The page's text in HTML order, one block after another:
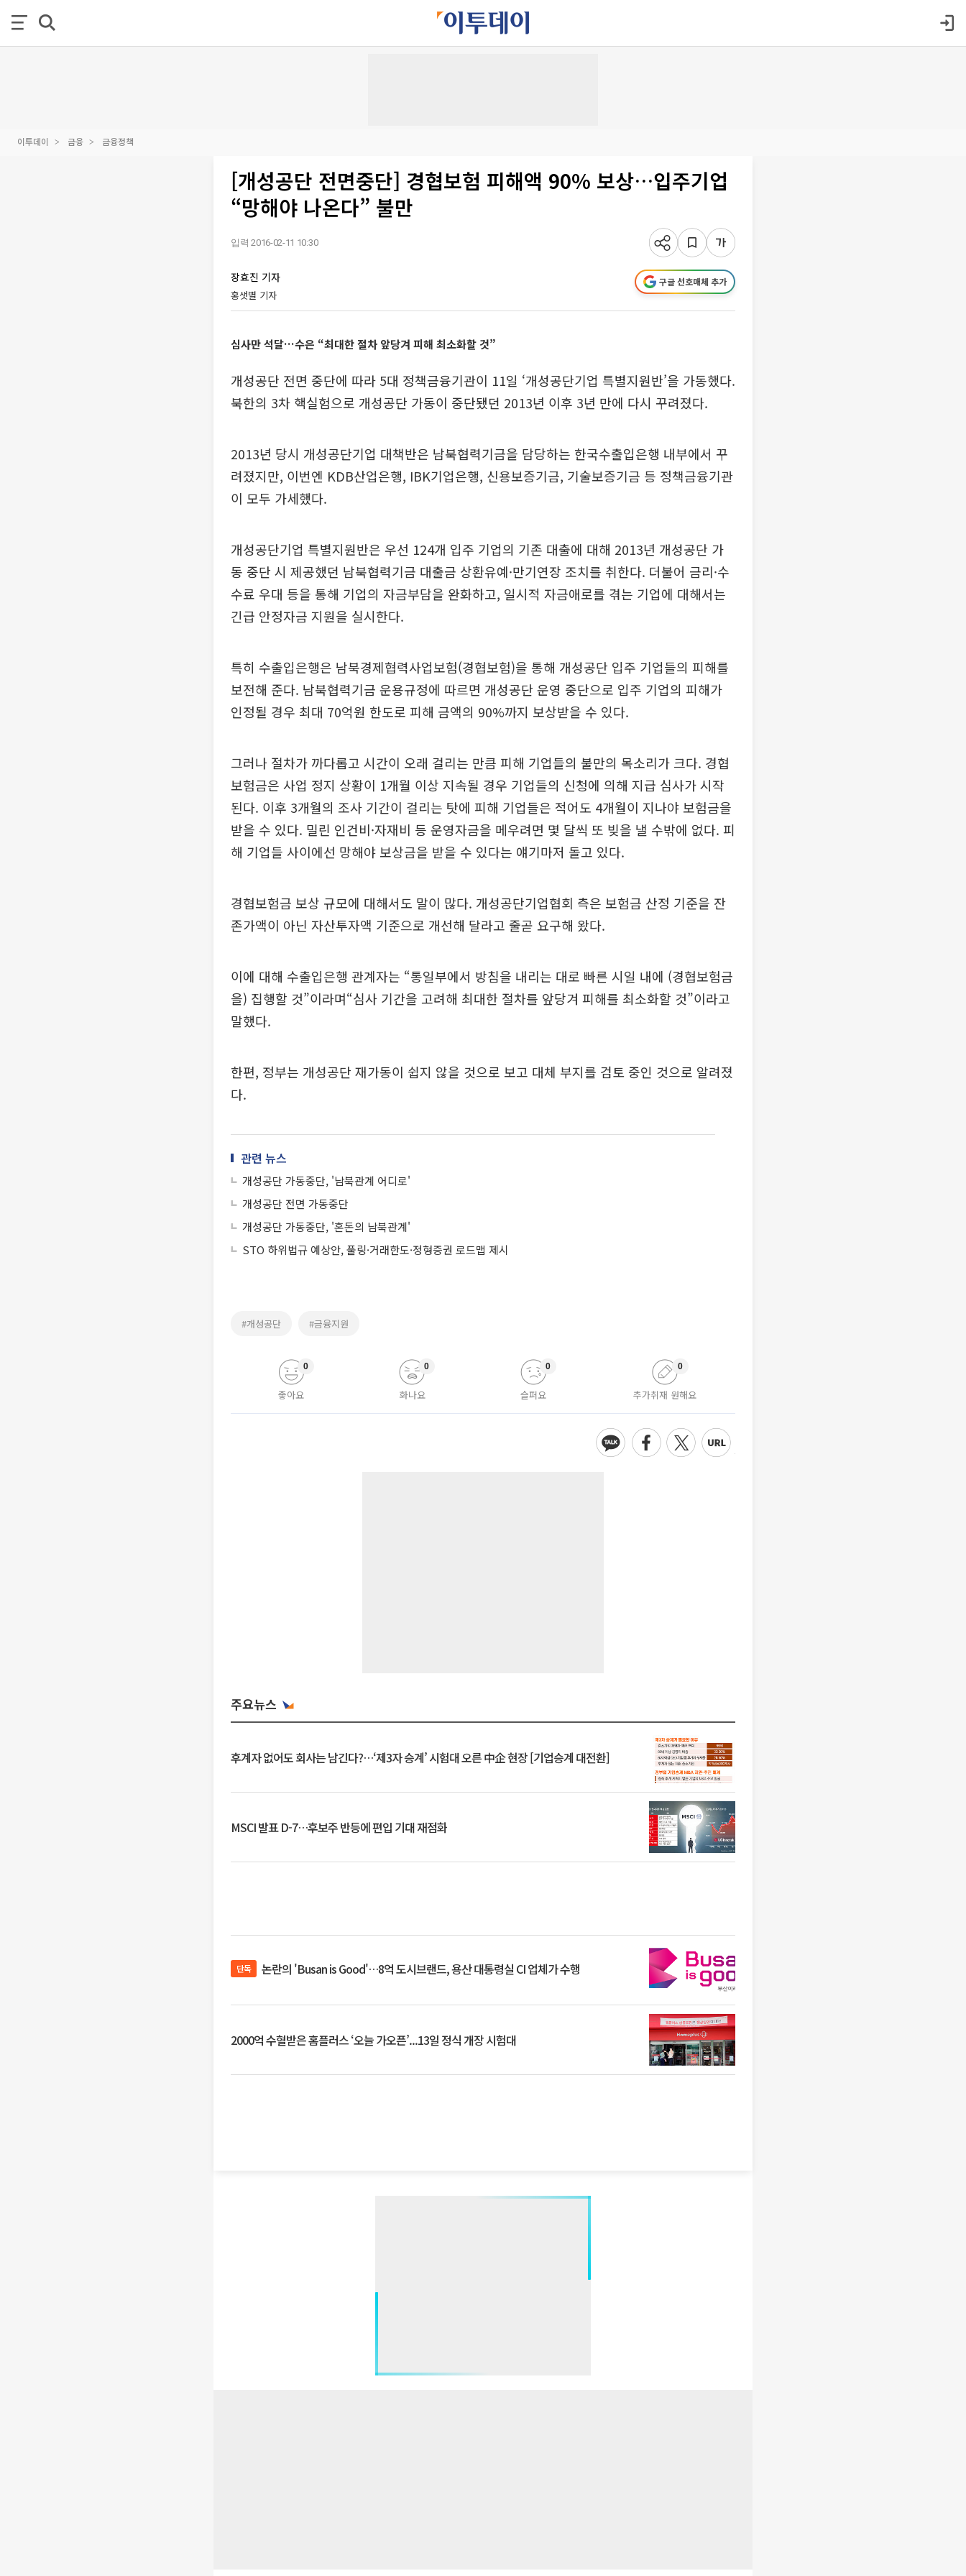
이투데이 금융 금융정책
[개성공단 전면중단] 경협보험 피해액 90% 보상…입주기업
“망해야 나온다” 불만
입력 2016-02-11 10:30
장효진 기자
홍샛별 기자
구글 선호매체 추가
심사만 석달…수은 “최대한 절차 앞당겨 피해 최소화할 것”
개성공단 전면 중단에 따라 5대 정책금융기관이 11일 ‘개성공단기업 특별지원반’을 가동했다.
북한의 3차 핵실험으로 개성공단 가동이 중단됐던 2013년 이후 3년 만에 다시 꾸려졌다.
2013년 당시 개성공단기업 대책반은 남북협력기금을 담당하는 한국수출입은행 내부에서 꾸
려졌지만, 이번엔 KDB산업은행, IBK기업은행, 신용보증기금, 기술보증기금 등 정책금융기관
이 모두 가세했다.
개성공단기업 특별지원반은 우선 124개 입주 기업의 기존 대출에 대해 2013년 개성공단 가
동 중단 시 제공했던 남북협력기금 대출금 상환유예·만기연장 조치를 취한다. 더불어 금리·수
수료 우대 등을 통해 기업의 자금부담을 완화하고, 일시적 자금애로를 겪는 기업에 대해서는
긴급 안정자금 지원을 실시한다.
특히 수출입은행은 남북경제협력사업보험(경협보험)을 통해 개성공단 입주 기업들의 피해를
보전해 준다. 남북협력기금 운용규정에 따르면 개성공단 운영 중단으로 입주 기업의 피해가
인정될 경우 최대 70억원 한도로 피해 금액의 90%까지 보상받을 수 있다.
그러나 절차가 까다롭고 시간이 오래 걸리는 만큼 피해 기업들의 불만의 목소리가 크다. 경협
보험금은 사업 정지 상황이 1개월 이상 지속될 경우 기업들의 신청에 의해 지급 심사가 시작
된다. 이후 3개월의 조사 기간이 걸리는 탓에 피해 기업들은 적어도 4개월이 지나야 보험금을
받을 수 있다. 밀린 인건비·자재비 등 운영자금을 메우려면 몇 달씩 또 빚을 낼 수밖에 없다. 피
해 기업들 사이에선 망해야 보상금을 받을 수 있다는 얘기마저 돌고 있다.
경협보험금 보상 규모에 대해서도 말이 많다. 개성공단기업협회 측은 보험금 산정 기준을 잔
존가액이 아닌 자산투자액 기준으로 개선해 달라고 줄곧 요구해 왔다.
이에 대해 수출입은행 관계자는 “통일부에서 방침을 내리는 대로 빠른 시일 내에 (경협보험금
을) 집행할 것”이라며“심사 기간을 고려해 최대한 절차를 앞당겨 피해를 최소화할 것”이라고
말했다.
한편, 정부는 개성공단 재가동이 쉽지 않을 것으로 보고 대체 부지를 검토 중인 것으로 알려졌
다.
관련 뉴스
개성공단 가동중단, '남북관계 어디로'
개성공단 전면 가동중단
개성공단 가동중단, '혼돈의 남북관계'
STO 하위법규 예상안, 풀링·거래한도·정형증권 로드맵 제시
#개성공단 #금융지원
좋아요
0
화나요
0
슬퍼요
0
추가취재 원해요
0
주요뉴스
후계자 없어도 회사는 남긴다?…‘제3자 승계’ 시험대 오른 中企 현장 [기업승계 대전환]
MSCI 발표 D-7…후보주 반등에 편입 기대 재점화
단독 논란의 'Busan is Good'…8억 도시브랜드, 용산 대통령실 CI 업체가 수행
2000억 수혈받은 홈플러스 ‘오늘 가오픈’...13일 정식 개장 시험대